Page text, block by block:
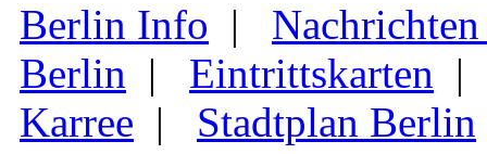
Berlin Info |
Berlin | Eintrittskarten
Karree | Stadtplan Berlin